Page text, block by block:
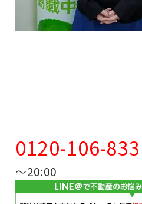
0120-106-833
～20:00